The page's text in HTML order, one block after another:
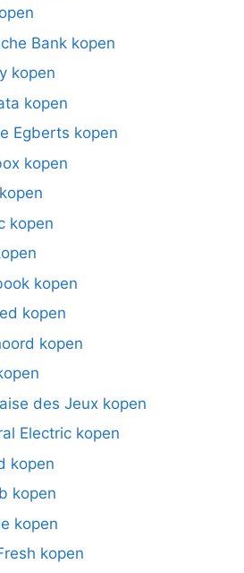
Bank kopen
kopen
kopen
Egberts kopen
kopen
kopen
kopen
kopen
kopen
des Jeux kopen
Electric kopen
kopen
kopen
kopen
kopen